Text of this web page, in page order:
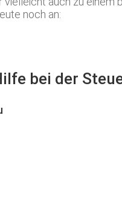
noch an:
bei der